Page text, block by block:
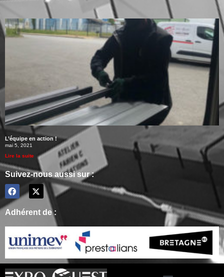
L’équipe en action !
mai 5, 2021
Lire la suite
Suivez-nous aussi sur :
Adhérent de :